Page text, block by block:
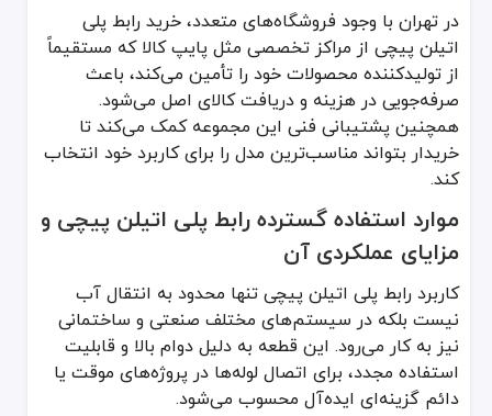
در تهران با وجود فروشگاه‌های متعدد، خرید رابط پلی
اتیلن پیچی از مراکز تخصصی مثل پایپ کالا که مستقیماً
از تولیدکننده محصولات خود را تأمین می‌کند، باعث
صرفه‌جویی در هزینه و دریافت کالای اصل می‌شود.
همچنین پشتیبانی فنی این مجموعه کمک می‌کند تا
خریدار بتواند مناسب‌ترین مدل را برای کاربرد خود انتخاب
کند.
موارد استفاده گسترده رابط پلی اتیلن پیچی و
مزایای عملکردی آن
کاربرد رابط پلی اتیلن پیچی تنها محدود به انتقال آب
نیست بلکه در سیستم‌های مختلف صنعتی و ساختمانی
نیز به کار می‌رود. این قطعه به دلیل دوام بالا و قابلیت
استفاده مجدد، برای اتصال لوله‌ها در پروژه‌های موقت یا
دائم گزینه‌ای ایده‌آل محسوب می‌شود.